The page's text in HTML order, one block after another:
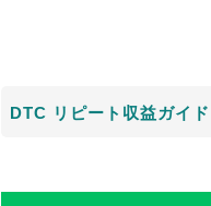
DTC リピート収益ガイ